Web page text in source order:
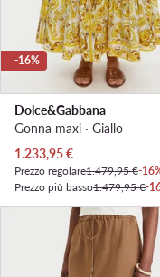
-16%
Dolce&Gabbana
Gonna maxi · Giallo
Prezzo attuale
1.233,95€
Prezzo regolare1.479,95 €-
Prezzo più basso1.479,95 €-